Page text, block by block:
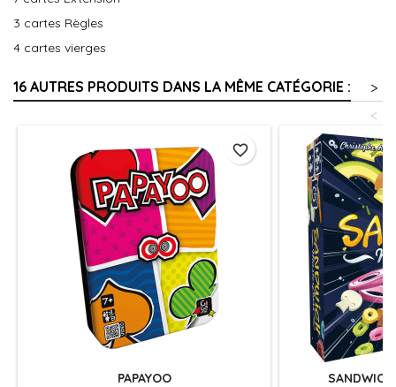
3 cartes Règles
4 cartes vierges
16 AUTRES PRODUITS DANS LA MÊME CATÉGORIE :
>
<
PAPAYOO
favorite_border